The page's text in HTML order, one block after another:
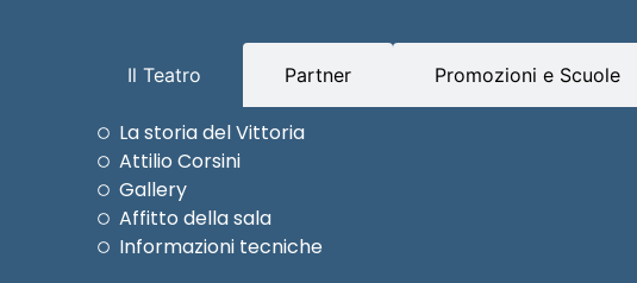
Il Teatro Partner Promozioni e Scuole
La storia del Vittoria
Attilio Corsini
Gallery
Affitto della sala
Informazioni tecniche